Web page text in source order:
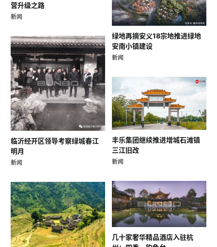
营升级之路
新闻
绿地再摘安义18宗地推进绿地
安南小镇建设
新闻
临沂经开区领导考察绿城春江
明月
新闻
丰乐集团继续推进增城石滩镇
三江旧改
新闻
几十家奢华精品酒店入驻杭